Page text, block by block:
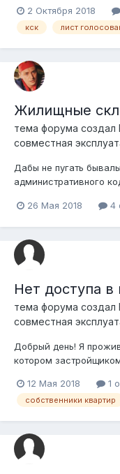
Считается ли
волю выразил только
2 Октября 2018
кск лист
Жилищные
тема форума создал
совместная
Дабы не пугать
административного
КСК города Семей,
не собственник
26 Мая 2018 4
Нет доступа в
тема форума создал
совместная
Добрый день! Я
котором
помещение проходят
канализации. Подача
12 Мая 2018 1
собственники квартир